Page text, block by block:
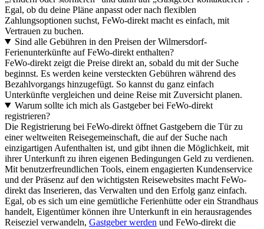
Egal, ob du deine Pläne anpasst oder nach flexiblen
Zahlungsoptionen suchst, FeWo-direkt macht es einfach, mit
Vertrauen zu buchen.
Sind alle Gebühren in den Preisen der Wilmersdorf-
Ferienunterkünfte auf FeWo-direkt enthalten?
FeWo-direkt zeigt die Preise direkt an, sobald du mit der Suche
beginnst. Es werden keine versteckten Gebühren während des
Bezahlvorgangs hinzugefügt. So kannst du ganz einfach
Unterkünfte vergleichen und deine Reise mit Zuversicht planen.
Warum sollte ich mich als Gastgeber bei FeWo-direkt
registrieren?
Die Registrierung bei FeWo-direkt öffnet Gastgebern die Tür zu
einer weltweiten Reisegemeinschaft, die auf der Suche nach
einzigartigen Aufenthalten ist, und gibt ihnen die Möglichkeit, mit
ihrer Unterkunft zu ihren eigenen Bedingungen Geld zu verdienen.
Mit benutzerfreundlichen Tools, einem engagierten Kundenservice
und der Präsenz auf den wichtigsten Reisewebsites macht FeWo-
direkt das Inserieren, das Verwalten und den Erfolg ganz einfach.
Egal, ob es sich um eine gemütliche Ferienhütte oder ein Strandhaus
handelt, Eigentümer können ihre Unterkunft in ein herausragendes
Reiseziel verwandeln, Gastgeber werden und FeWo-direkt die